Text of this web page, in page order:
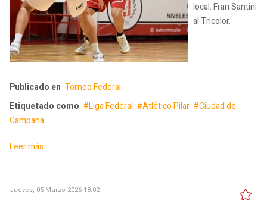
local. Fran Santini
al Tricolor.
Publicado en Torneo Federal
Etiquetado como
Liga Federal Atlético Pilar
Ciudad de
Campana
Leer más ...
Jueves, 05 Marzo 2026 18:02